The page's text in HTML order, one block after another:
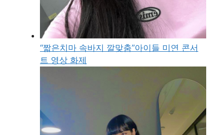
“짧은치마 속바지 깔맞춤”아이들 미연 콘서
트 영상 화제